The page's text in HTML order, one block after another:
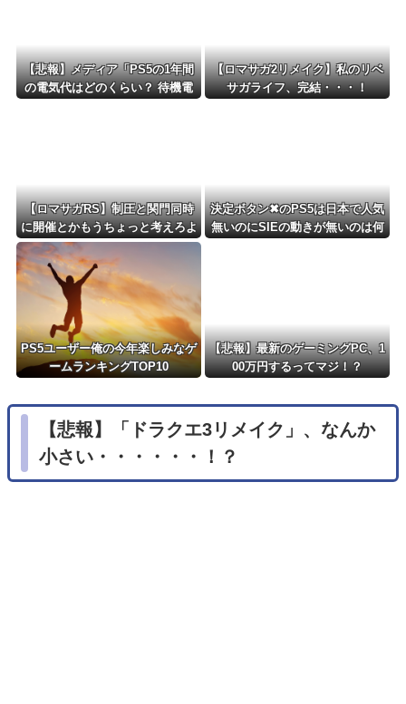
【悲報】メディア「PS5の1年間
の電気代はどのくらい？ 待機電
【ロマサガ2リメイク】私のリベ
サガライフ、完結・・・！
【ロマサガRS】制圧と関門同時
に開催とかもうちょっと考えろよ
w
決定ボタン✖のPS5は日本で人気
無いのにSIEの動きが無いのは何
PS5ユーザー俺の今年楽しみなゲ
ームランキングTOP10
【悲報】最新のゲーミングPC、1
00万円するってマジ！？
【悲報】「ドラクエ3リメイク」、なんか
小さい・・・・・・！？